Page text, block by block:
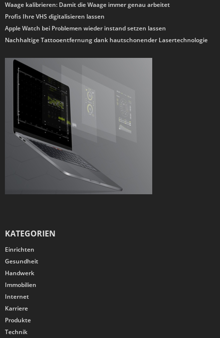
Waage kalibrieren: Damit die Waage immer genau arbeitet
Profis Ihre VHS digitalisieren lassen
Apple Watch bei Problemen wieder instand setzen lassen
Nachhaltige Tattooentfernung dank hautschonender Lasertechnologie
KATEGORIEN
Einrichten
Gesundheit
Handwerk
Immobilien
Internet
Karriere
Produkte
Technik